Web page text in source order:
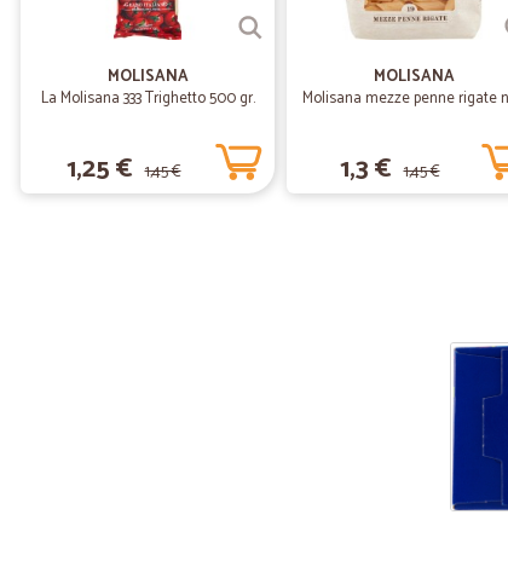
MOLISANA
La Molisana 333 Trighetto 500 gr.
1,25 € 1,45 €
MOLISANA
Molisana mezze penne rigate
1,3 € 1,45 €